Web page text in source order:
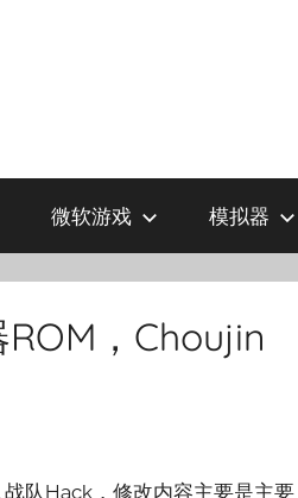
微软游戏 模拟器
，Choujin
队Hack，修改内容主要是主要